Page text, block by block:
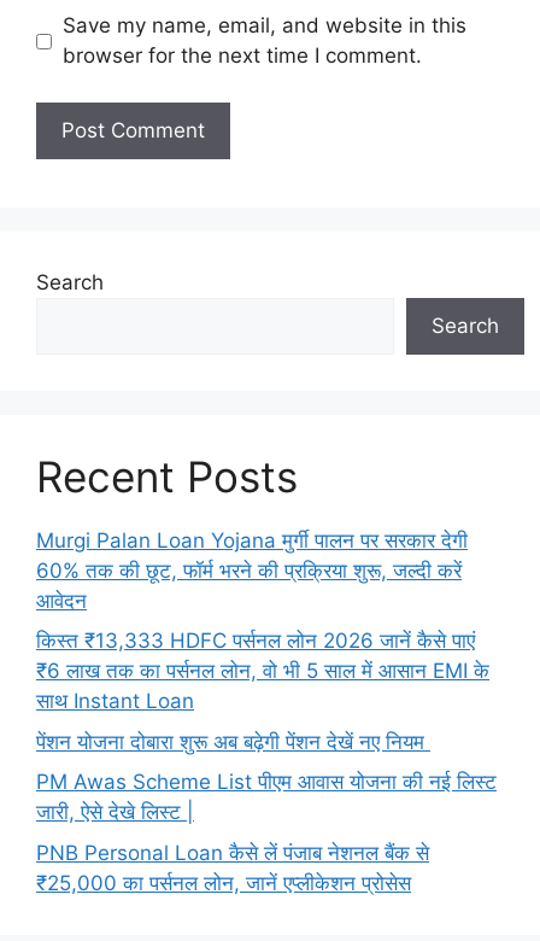
Save my name, email, and website in this
browser for the next time I comment.
Search
Search
Recent Posts
Murgi Palan Loan Yojana मुर्गी पालन पर सरकार देगी
60% तक की छूट, फॉर्म भरने की प्रक्रिया शुरू, जल्दी करें
आवेदन
किस्त ₹13,333 HDFC पर्सनल लोन 2026 जानें कैसे पाएं
₹6 लाख तक का पर्सनल लोन, वो भी 5 साल में आसान EMI के
साथ Instant Loan
पेंशन योजना दोबारा शुरू अब बढ़ेगी पेंशन देखें नए नियम
PM Awas Scheme List पीएम आवास योजना की नई लिस्ट
जारी, ऐसे देखे लिस्ट |
PNB Personal Loan कैसे लें पंजाब नेशनल बैंक से
₹25,000 का पर्सनल लोन, जानें एप्लीकेशन प्रोसेस